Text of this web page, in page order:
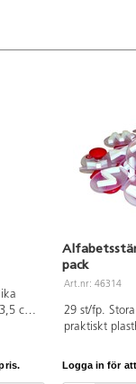
cm
pack
Art.nr: 46314
29 st/fp.
praktiskt
tjockleken på
Logga in för